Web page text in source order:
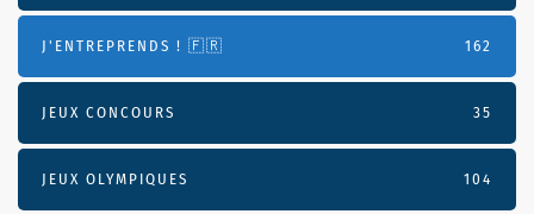
J'ENTREPRENDS ! 🇫🇷 162
JEUX CONCOURS 35
JEUX OLYMPIQUES 104